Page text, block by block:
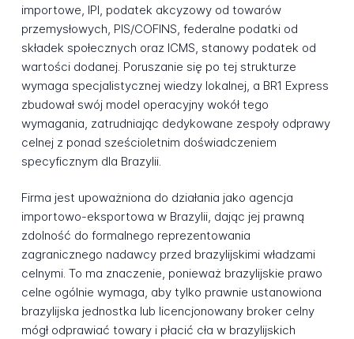
importowe, IPI, podatek akcyzowy od towarów
przemysłowych, PIS/COFINS, federalne podatki od
składek społecznych oraz ICMS, stanowy podatek od
wartości dodanej. Poruszanie się po tej strukturze
wymaga specjalistycznej wiedzy lokalnej, a BR1 Express
zbudował swój model operacyjny wokół tego
wymagania, zatrudniając dedykowane zespoły odprawy
celnej z ponad sześcioletnim doświadczeniem
specyficznym dla Brazylii.
Firma jest upoważniona do działania jako agencja
importowo-eksportowa w Brazylii, dając jej prawną
zdolność do formalnego reprezentowania
zagranicznego nadawcy przed brazylijskimi władzami
celnymi. To ma znaczenie, ponieważ brazylijskie prawo
celne ogólnie wymaga, aby tylko prawnie ustanowiona
brazylijska jednostka lub licencjonowany broker celny
mógł odprawiać towary i płacić cła w brazylijskich